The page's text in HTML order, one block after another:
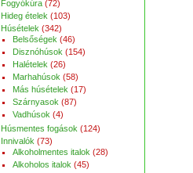
Fogyókúra (72)
Hideg ételek (103)
Húsételek (342)
Belsőségek (46)
Disznóhúsok (154)
Halételek (26)
Marhahúsok (58)
Más húsételek (17)
Szárnyasok (87)
Vadhúsok (4)
Húsmentes fogások (124)
Innivalók (73)
Alkoholmentes italok (28)
Alkoholos italok (45)